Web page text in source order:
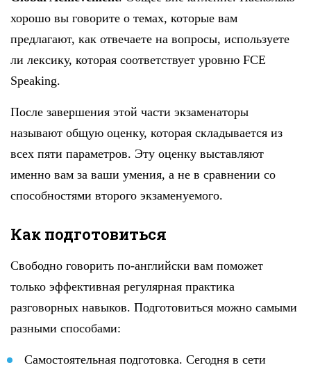
хорошо вы говорите о темах, которые вам
предлагают, как отвечаете на вопросы, используете
ли лексику, которая соответствует уровню FCE
Speaking.
После завершения этой части экзаменаторы
называют общую оценку, которая складывается из
всех пяти параметров. Эту оценку выставляют
именно вам за ваши умения, а не в сравнении со
способностями второго экзаменуемого.
Как подготовиться
Свободно говорить по-английски вам поможет
только эффективная регулярная практика
разговорных навыков. Подготовиться можно самыми
разными способами:
Самостоятельная подготовка. Сегодня в сети